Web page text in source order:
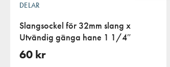
DELAR
Slangsockel för 32mm slang x
Utvändig gänga hane 1 1/4″
60 kr